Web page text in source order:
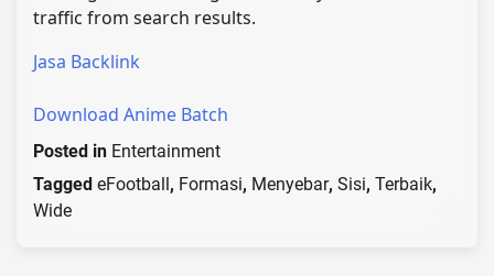
traffic from search results.
Jasa Backlink
Download Anime Batch
Posted in Entertainment
Tagged eFootball, Formasi, Menyebar, Sisi, Terbaik,
Wide